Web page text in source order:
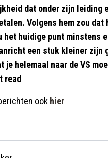
dat onder zijn leiding
Volgens hem zou dat
het huidige punt minstens
een stuk kleiner
je helemaal naar de VS
read
ook hier